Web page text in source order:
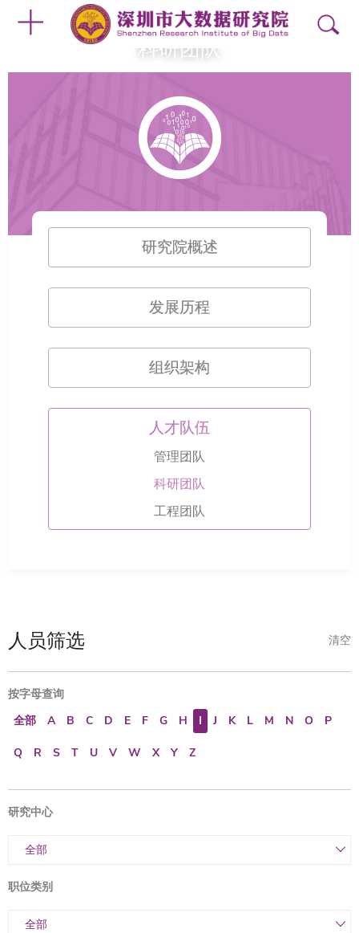
科研团队
研究院概述
发展历程
组织架构
人才队伍
管理团队
科研团队
工程团队
清空
人员筛选
按字母查询
全部
A B C D E F G H I J K L M N O P
Q R S T U V W X Y Z
研究中心
全部
职位类别
全部